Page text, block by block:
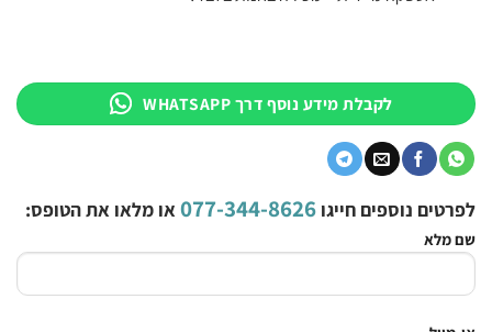
לקבלת מידע נוסף דרך WHATSAPP
לפרטים נוספים חייגו 077-344-8626 או מלאו את הטופס:
שם מלא